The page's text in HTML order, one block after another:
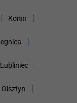
Konin
Lubliniec
Olsztyn